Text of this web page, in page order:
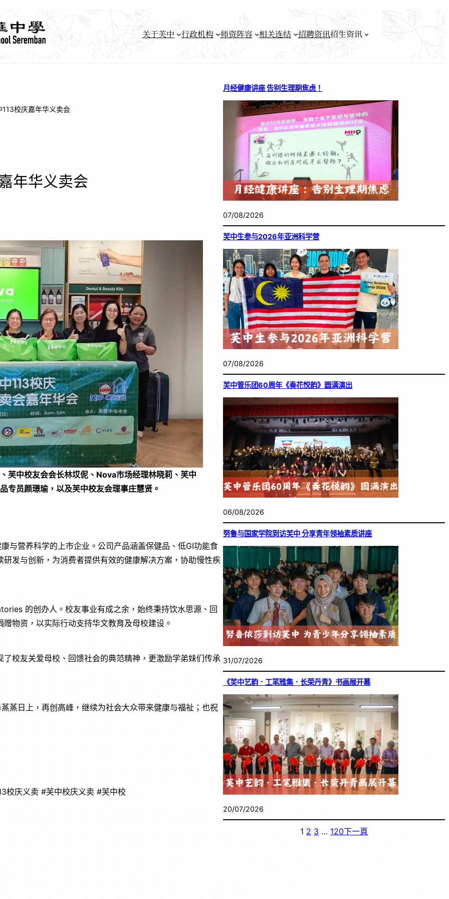
关于芙中 行政机构 师资阵容 相关连结 招聘资讯招生资讯
113校庆嘉年华义卖会
年华义卖会
芙中校友会会长林㘷伲、Nova市场经理林晓莉、芙中
专员颜璟瑜，以及芙中校友会理事庄慧贤。
营养科学的上市企业。公司产品涵盖保健品、低GI功能食
发与创新，为消费者提供有效的健康解决方案，协助慢性疾
的创办人。校友事业有成之余，始终秉持饮水思源、回
物资，以实际行动支持华文教育及母校建设。
校友关爱母校、回馈社会的典范精神，更激励学弟妹们传承
日上，再创高峰，继续为社会大众带来健康与福祉；也祝
校庆义卖 #芙中校庆义卖 #芙中校
月经健康讲座 告别生理期焦虑！
07/08/2026
芙中生参与2026年亚洲科学营
07/08/2026
芙中管乐团60周年《奏花悦韵》圆满演出
06/08/2026
努鲁与国家学院到访芙中 分享青年领袖素质讲座
31/07/2026
《芙中艺韵．工笔雅集．长荣丹青》书画展开幕
20/07/2026
1 2 3 … 120下一頁